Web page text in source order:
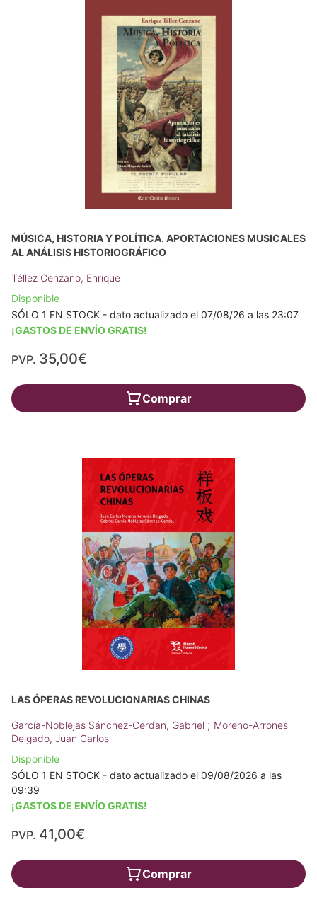
MÚSICA, HISTORIA Y POLÍTICA. APORTACIONES MUSICALES
AL ANÁLISIS HISTORIOGRÁFICO
Téllez Cenzano, Enrique
Disponible
SÓLO 1 EN STOCK - dato actualizado el 07/08/26 a las 23:07
¡GASTOS DE ENVÍO GRATIS!
PVP. 35,00€
Comprar
LAS ÓPERAS REVOLUCIONARIAS CHINAS
García-Noblejas Sánchez-Cerdan, Gabriel ; Moreno-Arrones
Delgado, Juan Carlos
Disponible
SÓLO 1 EN STOCK - dato actualizado el 09/08/2026 a las
09:39
¡GASTOS DE ENVÍO GRATIS!
PVP. 41,00€
Comprar